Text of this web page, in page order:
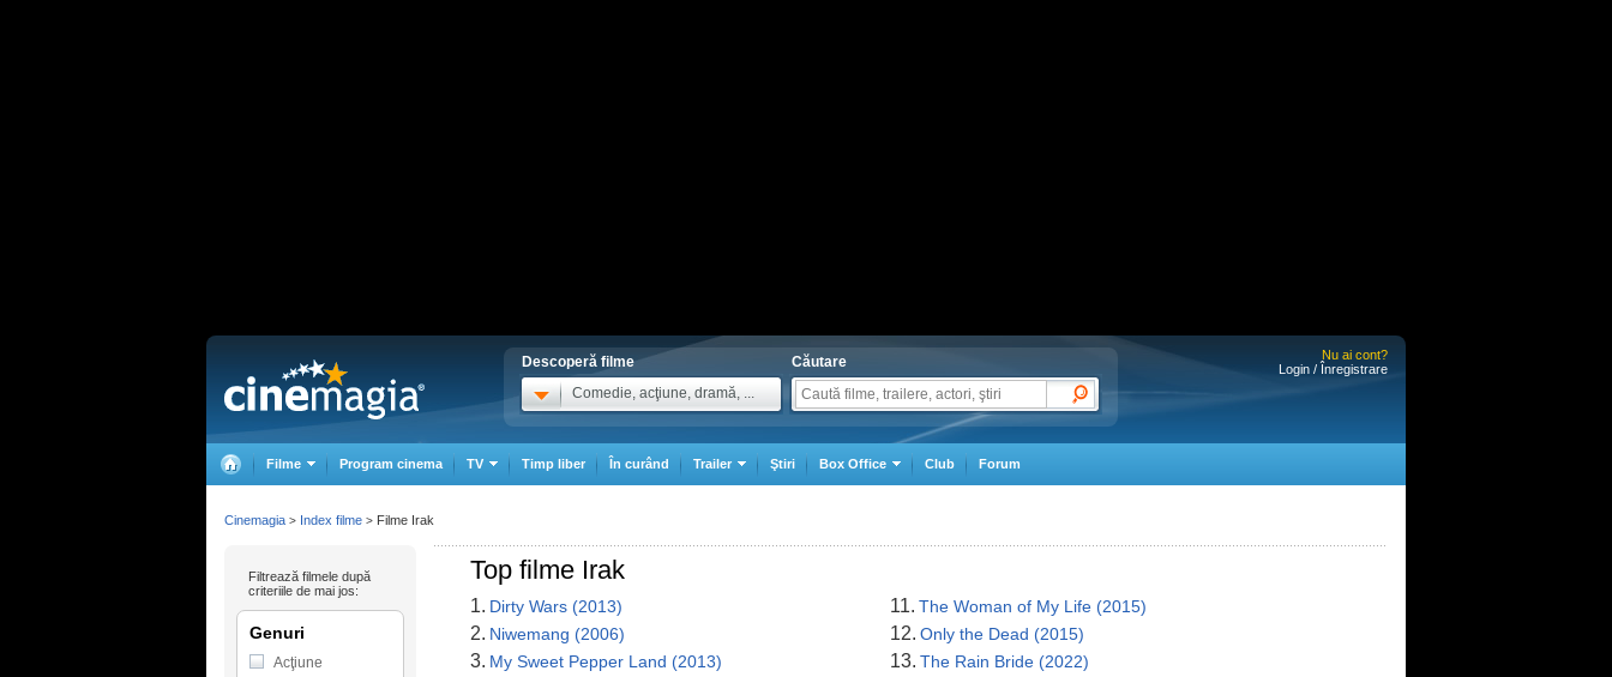
Descoperă filme
Comedie, acţiune, dramă, ...
Căutare
Nu ai cont?
Login / Înregistrare
Filme Program cinema TV Timp liber În curând Trailer Ştiri Box Office Club Forum
Top filme Irak
1. Dirty Wars (2013)
2. Niwemang (2006)
3. My Sweet Pepper Land (2013)
11. The Woman of My Life (2015)
12. Only the Dead (2015)
13. The Rain Bride (2022)
Filtrează filmele după
criteriile de mai jos:
Genuri
Acţiune
Cinemagia > Index filme > Filme Irak